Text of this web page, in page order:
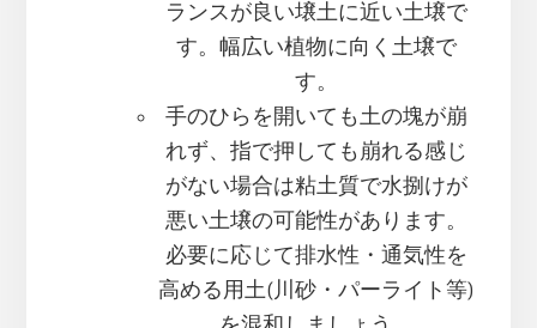
ランスが良い壌土に近い土壌で
す。幅広い植物に向く土壌で
す。
手のひらを開いても土の塊が崩
れず、指で押しても崩れる感じ
がない場合は粘土質で水捌けが
悪い土壌の可能性があります。
必要に応じて排水性・通気性を
高める用土(川砂・パーライト等)